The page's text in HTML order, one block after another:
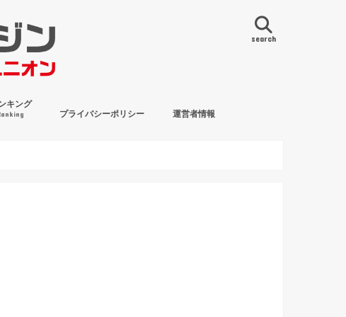
search
キング
プライバシーポリシー 運営者情報